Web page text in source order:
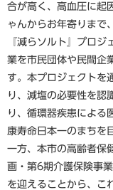
合が高く、高血圧に起
ゃんからお年寄りまで
『減らソルト』プロ
業を市民団体や民間企
す。本プロジェクトを
り、減塩の必要性を認
り、循環器疾患による
康寿命日本一のまちを
一方、本市の高齢者保
画・第6期介護保険事
を迎えることから、こ